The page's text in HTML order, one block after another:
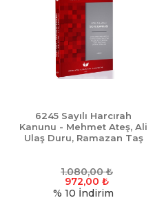
6245 Sayılı Harcırah
Kanunu - Mehmet Ateş, Ali
Ulaş Duru, Ramazan Taş
1.080,00₺
972,00 ₺
% 10 İndirim